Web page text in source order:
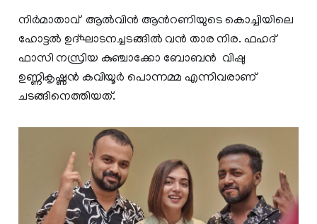
നിർമാതാവ് ആൽവിൻ ആൻറണിയുടെ കൊച്ചിയിലെ
ഹോട്ടൽ ഉദ്ഘാടനച്ചടങ്ങിൽ വൻ താര നിര. ഫഹദ്
ഫാസി നസ്രിയ കുഞ്ചാക്കോ ബോബൻ വിഷു
ഉണ്ണികൃഷ്ണൻ കവിയൂർ പൊന്നമ്മ എന്നിവരാണ്
ചടങ്ങിനെത്തിയത്.